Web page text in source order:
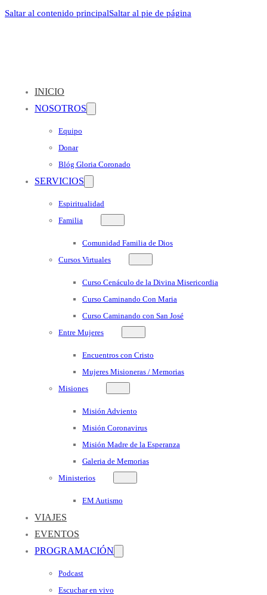
Saltar al contenido principalSaltar al pie de página
INICIO
NOSOTROS
Equipo
Donar
Blóg Gloria Coronado
SERVICIOS
Espiritualidad
Familia
Comunidad Familia de Dios
Cursos Virtuales
Curso Cenáculo de la Divina Misericordia
Curso Caminando Con Maria
Curso Caminando con San José
Entre Mujeres
Encuentros con Cristo
Mujeres Misioneras / Memorias
Misiones
Misión Adviento
Misión Coronavirus
Misión Madre de la Esperanza
Galeria de Memorias
Ministerios
EM Autismo
VIAJES
EVENTOS
PROGRAMACIÓN
Podcast
Escuchar en vivo